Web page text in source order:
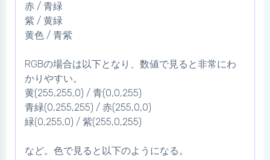
赤 / 青緑
紫 / 黄緑
黄色 / 青紫
RGBの場合は以下となり、数値で見ると非常にわ
かりやすい。
黄(255,255,0) / 青(0,0,255)
青緑(0,255,255) / 赤(255,0,0)
緑(0,255,0) / 紫(255,0,255)
など。色で見ると以下のようになる。